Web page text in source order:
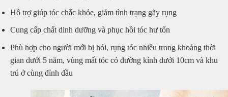
Hỗ trợ giúp tóc chắc khỏe, giảm tình trạng gãy rụng
Cung cấp chất dinh dưỡng và phục hồi tóc hư tổn
Phù hợp cho người mới bị hói, rụng tóc nhiều trong khoảng thời
gian dưới 5 năm, vùng mất tóc có đường kính dưới 10cm và khu
trú ở cùng đỉnh đầu